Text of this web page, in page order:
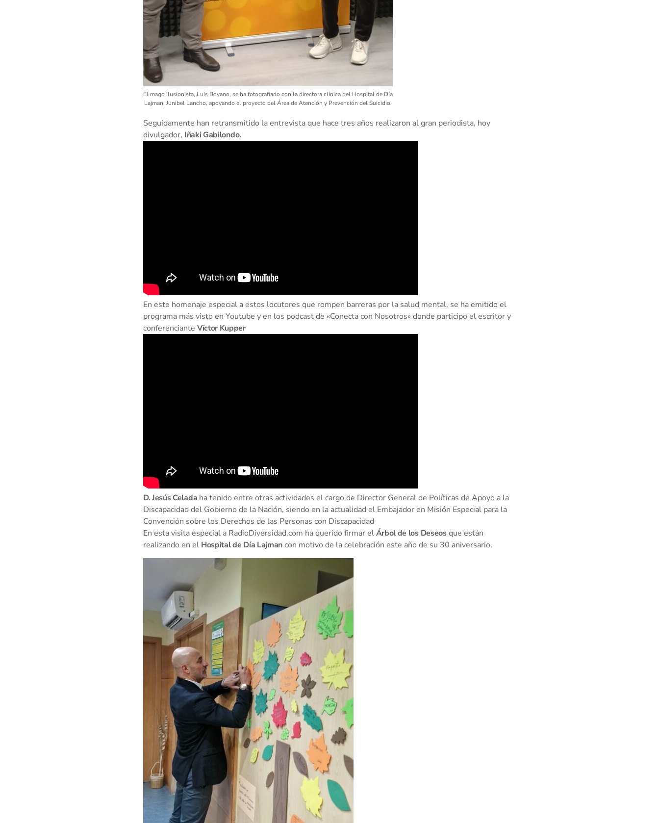
El mago ilusionista, Luis Boyano, se ha fotografiado con la directora clínica del Hospital de Día
Lajman, Junibel Lancho, apoyando el proyecto del Área de Atención y Prevención del Suicidio.
Seguidamente han retransmitido la entrevista que hace tres años realizaron al gran periodista, hoy
divulgador, Iñaki Gabilondo.
En este homenaje especial a estos locutores que rompen barreras por la salud mental, se ha emitido el
programa más visto en Youtube y en los podcast de «Conecta con Nosotros» donde participo el escritor y
conferenciante Víctor Kupper
D. Jesús Celada ha tenido entre otras actividades el cargo de Director General de Políticas de Apoyo a la
Discapacidad del Gobierno de la Nación, siendo en la actualidad el Embajador en Misión Especial para la
Convención sobre los Derechos de las Personas con Discapacidad
En esta visita especial a RadioDiversidad.com ha querido firmar elÁrbol de los Deseosque están
realizando en el Hospital de Día Lajmancon motivo de la celebración este año de su 30 aniversario.